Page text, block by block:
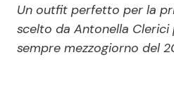
Persone Scomparse
Politica
Un outfit perfetto per la
scelto da Antonella
sempre mezzogiorno del